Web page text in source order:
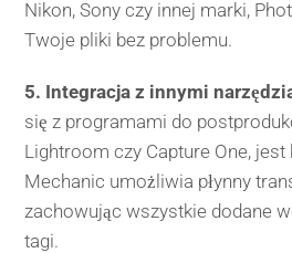
Nikon, Sony czy innej marki,
Twoje pliki bez problemu.
5. Integracja z innymi
się z programami do
Lightroom czy Capture One,
Mechanic umożliwia płynny
zachowując wszystkie dodane
tagi.